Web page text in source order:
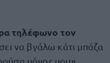
τηλέφωνο τον
να βγάλω κάτι μπάζα
μόνος μου».